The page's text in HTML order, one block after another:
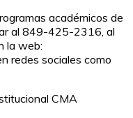
académicos de
al 849-425-2316, al
la web:
redes sociales como
CMA